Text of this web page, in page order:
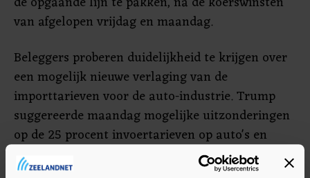
van afgelopen vrijdag en maandag.
Beleggers proberen duidelijkheid te krijgen over
een mogelijk nieuwe verlaging van de
importtarieven voor de auto-industrie. Trump
suggereerde maandag mogelijke uitzonderingen
op de 25 procent invoertarieven op auto's en
onderdelen, en zei dat hij "naar iets keek om